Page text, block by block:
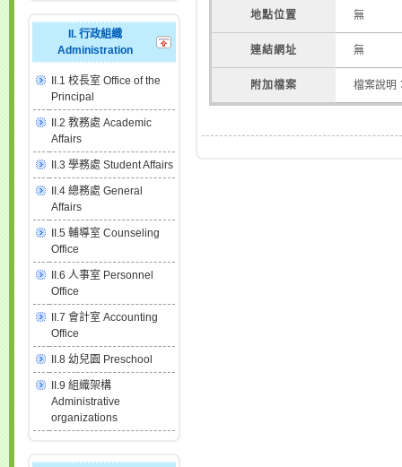
II. 行政組織
Administration
II.1 校長室 Office of the
Principal
II.2 教務處 Academic
Affairs
II.3 學務處 Student Affairs
II.4 總務處 General
Affairs
II.5 輔導室 Counseling
Office
II.6 人事室 Personnel
Office
II.7 會計室 Accounting
Office
II.8 幼兒園 Preschool
II.9 組織架構
Administrative
organizations
地點位置 無
連結網址 無
附加檔案 檔案說明